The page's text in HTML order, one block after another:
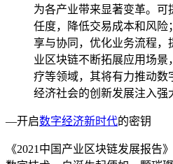
为各产业带来显著变革。可
任度，降低交易成本和风险
享与协同，优化业务流程，
业区块链不断拓展应用场景
疗等领域，其将有力推动数
经济社会的创新发展注入强
—开启数字经济新时代的密钥
《2021中国产业区块链发展报告